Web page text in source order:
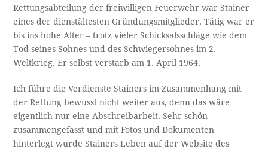
Rettungsabteilung der freiwilligen Feuerwehr war Stainer
eines der dienstältesten Gründungsmitglieder. Tätig war er
bis ins hohe Alter – trotz vieler Schicksalsschläge wie dem
Tod seines Sohnes und des Schwiegersohnes im 2.
Weltkrieg. Er selbst verstarb am 1. April 1964.
Ich führe die Verdienste Stainers im Zusammenhang mit
der Rettung bewusst nicht weiter aus, denn das wäre
eigentlich nur eine Abschreibarbeit. Sehr schön
zusammengefasst und mit Fotos und Dokumenten
hinterlegt wurde Stainers Leben auf der Website des